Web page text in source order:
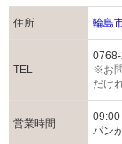
住所 輪島
TEL
※お
だけ
営業時間
パン